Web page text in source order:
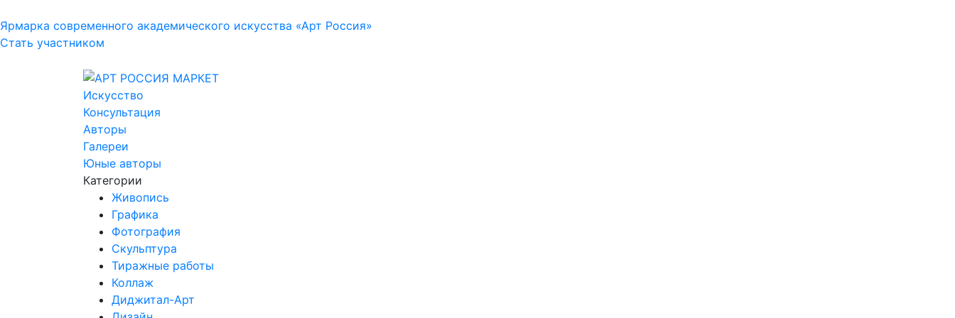
Ярмарка современного академического искусства «Арт Россия»
Стать участником
Искусство
Консультация
Авторы
Галереи
Юные авторы
Категории
Живопись
Графика
Фотография
Скульптура
Тиражные работы
Коллаж
Диджитал-Арт